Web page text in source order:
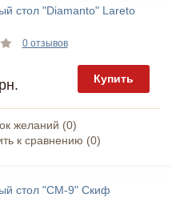
стол "Diamanto" Lareto
0 отзывов
Купить
желаний (0)
к сравнению (0)
стол "СМ-9" Скиф